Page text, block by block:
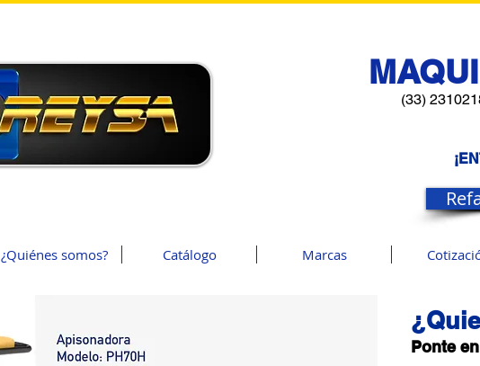
(33)
¿Quiénes somos? Catálogo Marcas
Ponte